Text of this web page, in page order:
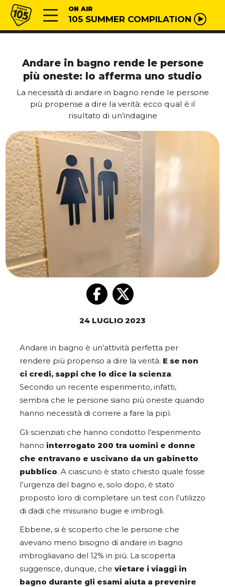
Vai al contenuto
Radio 105 ON AIR
105 SUMMER COMPILATION
Andare in bagno rende le persone
più oneste: lo afferma uno studio
La necessità di andare in bagno rende le persone
più propense a dire la verità: ecco qual è il
risultato di un’indagine
24 LUGLIO 2023
Andare in bagno è un’attività perfetta per
rendere più propenso a dire la verità. E se non
ci credi, sappi che lo dice la scienza.
Secondo un recente esperimento, infatti,
sembra che le persone siano più oneste quando
hanno necessità di correre a fare la pipì.
Gli scienziati che hanno condotto l’esperimento
hanno interrogato 200 tra uomini e donne
che entravano e uscivano da un gabinetto
pubblico. A ciascuno è stato chiesto quale fosse
l’urgenza del bagno e, solo dopo, è stato
proposto loro di completare un test con l’utilizzo
di dadi che misurano bugie e imbrogli.
Ebbene, si è scoperto che le persone che
avevano meno bisogno di andare in bagno
imbrogliavano del 12% in più. La scoperta
suggerisce, dunque, che vietare i viaggi in
bagno durante gli esami aiuta a prevenire